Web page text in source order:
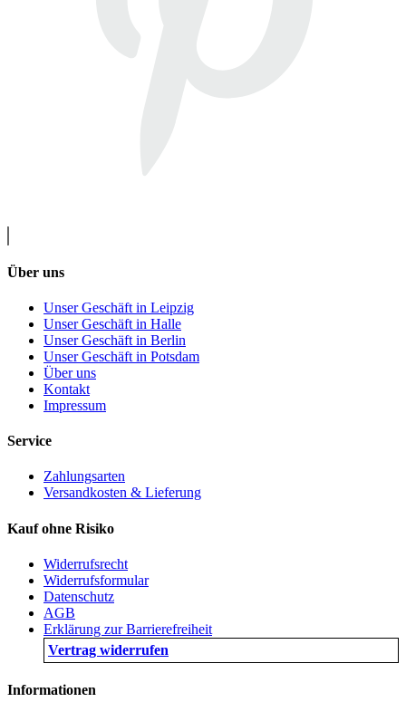
Über uns
Unser Geschäft in Leipzig
Unser Geschäft in Halle
Unser Geschäft in Berlin
Unser Geschäft in Potsdam
Über uns
Kontakt
Impressum
Service
Zahlungsarten
Versandkosten & Lieferung
Kauf ohne Risiko
Widerrufsrecht
Widerrufsformular
Datenschutz
AGB
Erklärung zur Barrierefreiheit
Vertrag widerrufen
Informationen